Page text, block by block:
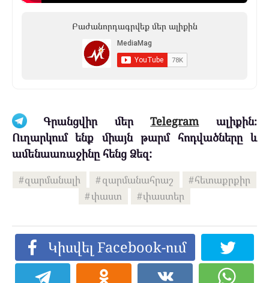
Բաժանորդագրվեք մեր ալիքին
Գրանցվիր մերTelegramալիքին։
Ուղարկում ենք միայն թարմ հոդվածները և
ամենաառաջինը հենց Ձեզ:
զարմանալի զարմանահրաշ
հետաքրքիր
փաստ
փաստեր
Կիսվել Facebook-ում